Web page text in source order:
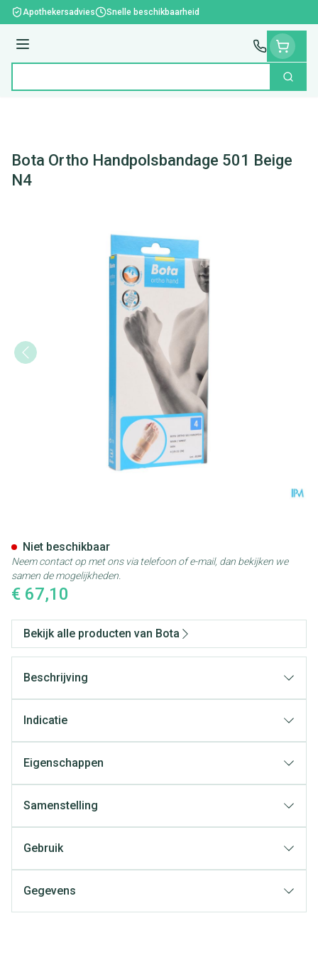
Ga naar de inhoud
Apothekersadvies Snelle beschikbaarheid
Menu
Zoek
Bota Ortho Handpolsbandage 501 Beige
N4
€ 67,10
Niet beschikbaar
Neem contact op met ons via telefoon of e-mail, dan bekijken we
samen de mogelijkheden.
Bekijk alle producten van Bota
Beschrijving
Indicatie
Eigenschappen
Samenstelling
Gebruik
Gegevens